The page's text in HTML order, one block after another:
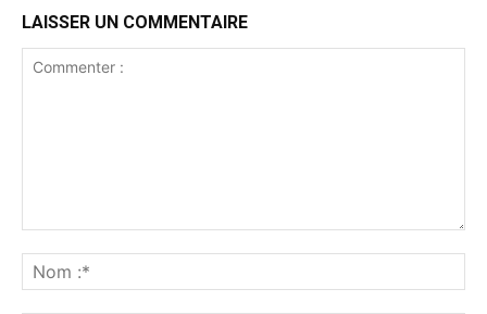
LAISSER UN COMMENTAIRE